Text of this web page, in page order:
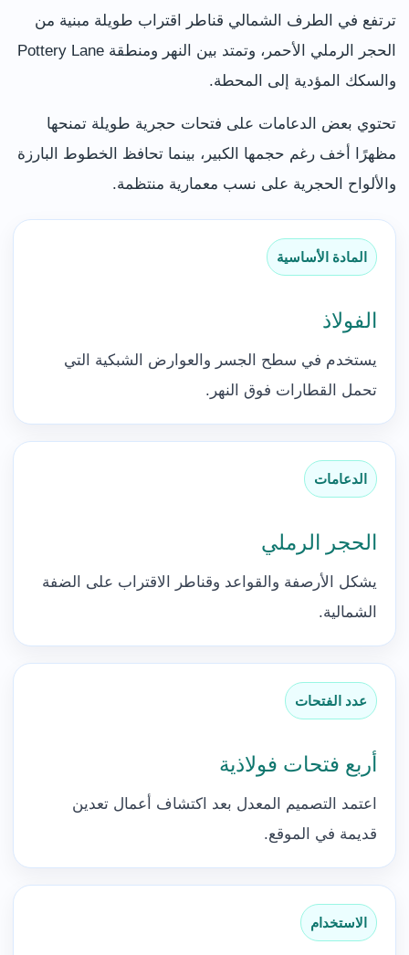
ترتفع في الطرف الشمالي قناطر اقتراب طويلة مبنية من
الحجر الرملي الأحمر، وتمتد بين النهر ومنطقة Pottery Lane
والسكك المؤدية إلى المحطة.
تحتوي بعض الدعامات على فتحات حجرية طويلة تمنحها
مظهرًا أخف رغم حجمها الكبير، بينما تحافظ الخطوط البارزة
والألواح الحجرية على نسب معمارية منتظمة.
المادة الأساسية
الفولاذ
يستخدم في سطح الجسر والعوارض الشبكية التي
تحمل القطارات فوق النهر.
الدعامات
الحجر الرملي
يشكل الأرصفة والقواعد وقناطر الاقتراب على الضفة
الشمالية.
عدد الفتحات
أربع فتحات فولاذية
اعتمد التصميم المعدل بعد اكتشاف أعمال تعدين
قديمة في الموقع.
الاستخدام